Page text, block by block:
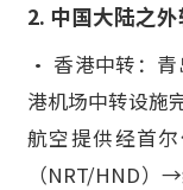
2. 中国大陆之
• 香港中转：
港机场中转设施
航空提供经首
（NRT/HND）